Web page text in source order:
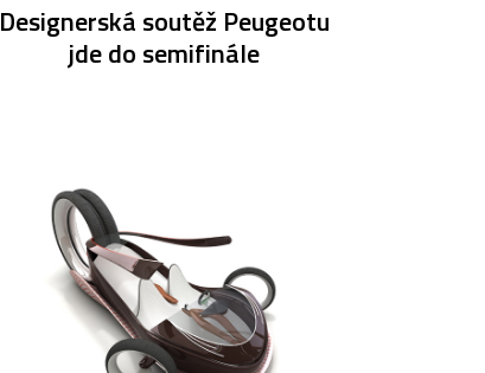
Designerská soutěž Peugeotu
jde do semifinále